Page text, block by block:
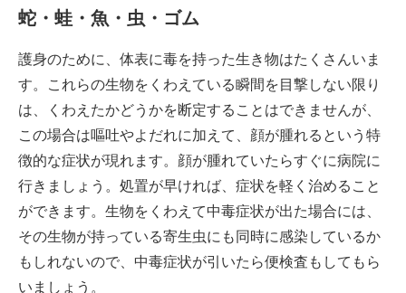
蛇・蛙・魚・虫・ゴム
護身のために、体表に毒を持った生き物はたくさんいま
す。これらの生物をくわえている瞬間を目撃しない限り
は、くわえたかどうかを断定することはできませんが、
この場合は嘔吐やよだれに加えて、顔が腫れるという特
徴的な症状が現れます。顔が腫れていたらすぐに病院に
行きましょう。処置が早ければ、症状を軽く治めること
ができます。生物をくわえて中毒症状が出た場合には、
その生物が持っている寄生虫にも同時に感染しているか
もしれないので、中毒症状が引いたら便検査もしてもら
いましょう。